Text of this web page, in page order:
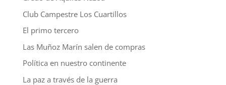
Club Campestre Los Cuartillos
El primo tercero
Las Muñoz Marín salen de compras
Política en nuestro continente
La paz a través de la guerra